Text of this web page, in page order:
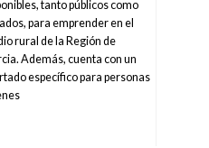
tanto públicos como
para emprender en el
rural de la Región de
Además, cuenta con un
específico para personas